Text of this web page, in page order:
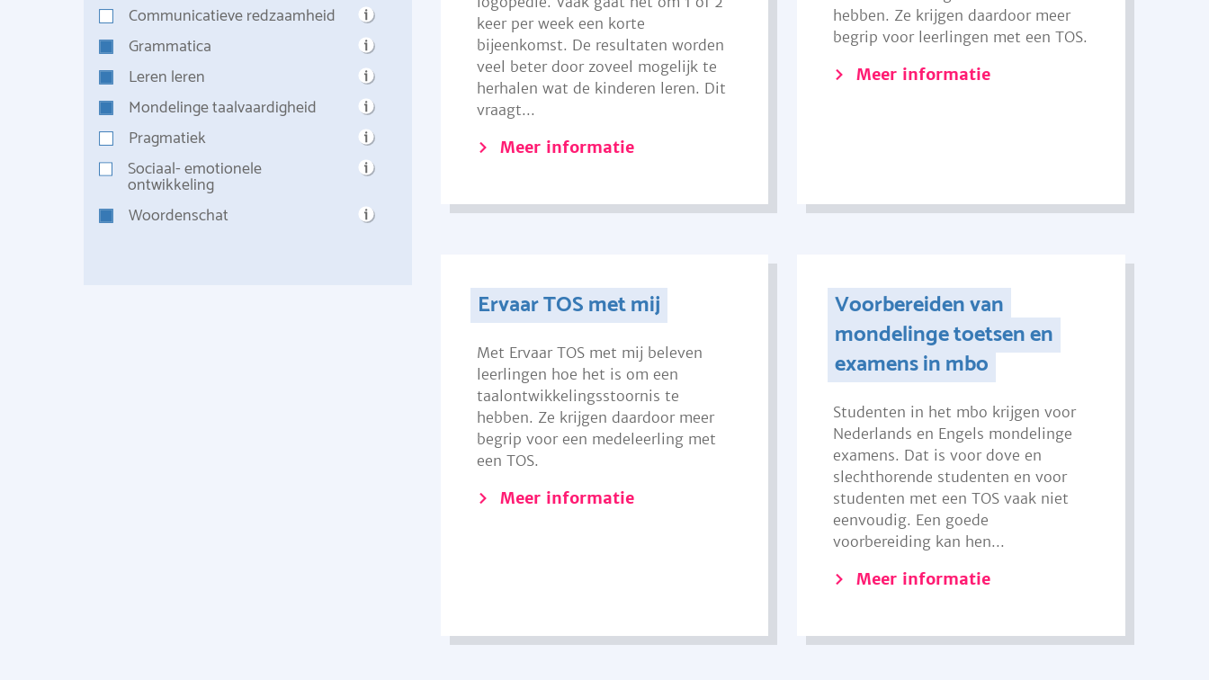
Communicatieve redzaamheid
Grammatica
Leren leren
Mondelinge taalvaardigheid
Pragmatiek
Sociaal- emotionele
ontwikkeling
Woordenschat
keer per week een korte
bijeenkomst. De resultaten worden
veel beter door zoveel mogelijk te
herhalen wat de kinderen leren. Dit
vraagt...
Meer informatie
hebben. Ze krijgen daardoor meer
begrip voor leerlingen met een TOS.
Meer informatie
Ervaar TOS met mij
Met Ervaar TOS met mij beleven
leerlingen hoe het is om een
taalontwikkelingsstoornis te
hebben. Ze krijgen daardoor meer
begrip voor een medeleerling met
een TOS.
Meer informatie
Voorbereiden van
mondelinge toetsen en
examens in mbo
Studenten in het mbo krijgen voor
Nederlands en Engels mondelinge
examens. Dat is voor dove en
slechthorende studenten en voor
studenten met een TOS vaak niet
eenvoudig. Een goede
voorbereiding kan hen...
Meer informatie